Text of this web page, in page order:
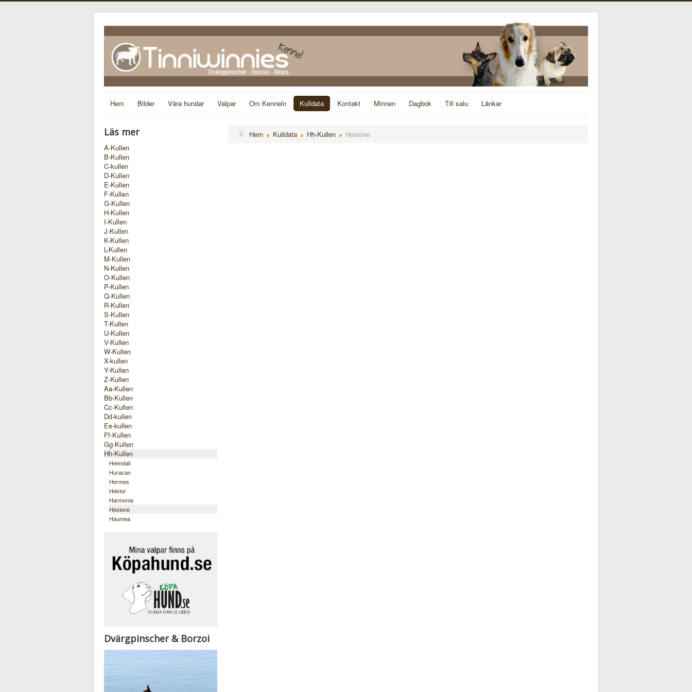
Hem Bilder Våra hundar Valpar Om Kenneln Kulldata Kontakt Minnen Dagbok Till salu Länkar
Läs mer
A-Kullen
B-Kullen
C-kullen
D-Kullen
E-Kullen
F-Kullen
G-Kullen
H-Kullen
I-Kullen
J-Kullen
K-Kullen
L-Kullen
M-Kullen
N-Kullen
O-Kullen
P-Kullen
Q-Kullen
R-Kullen
S-Kullen
T-Kullen
U-Kullen
V-Kullen
W-Kullen
X-kullen
Y-Kullen
Z-Kullen
Aa-Kullen
Bb-Kullen
Cc-Kullen
Dd-kullen
Ee-kullen
Ff-Kullen
Gg-Kullen
Hh-Kullen
Heimdall
Huracan
Hermes
Hektor
Harmonia
Hesione
Haumea
Dvärgpinscher & Borzoi
Hem Kulldata Hh-Kullen Hesione